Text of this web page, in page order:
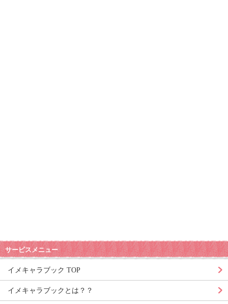
サービスメニュー
イメキャラブック TOP
イメキャラブックとは？？